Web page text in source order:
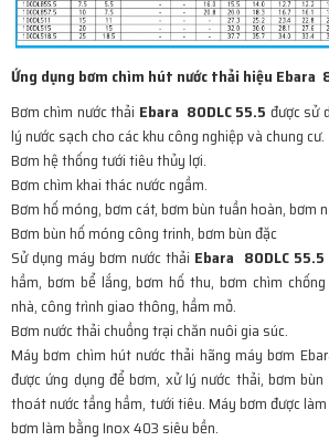
Ứng dụng bơm chìm hút nước thải hiệu Ebara
Bơm chìm nước thải Ebara 80DLC 55.5 được sử
lý nước sạch cho các khu công nghiệp và chung cư.
Bơm hệ thống tưới tiêu thủy lợi.
Bơm chìm khai thác nước ngầm.
Bơm hố móng, bơm cát, bơm bùn tuần hoàn, bơm
Bơm bùn hố móng công trinh, bơm bùn đặc
Sử dụng máy bơm nước thải Ebara 80DLC 55.5
hầm, bơm bể lắng, bơm hố thu, bơm chìm
nhà, công trình giao thông, hầm mỏ.
Bơm nước thải chuồng trại chăn nuôi gia súc.
Máy bơm chìm hút nước thải hãng máy bơm
được ứng dụng để bơm, xử lý nước thải, bơm
thoát nước tầng hầm, tưới tiêu. Máy bơm được
bơm làm bằng Inox 403 siêu bền.